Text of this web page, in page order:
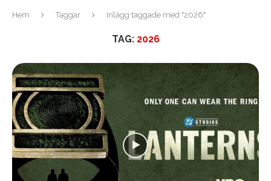
Hem Taggar Inlägg taggade med "2026"
TAG: 2026